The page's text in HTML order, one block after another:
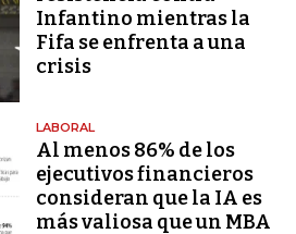
Infantino mientras la
Fifa se enfrenta a una
crisis
LABORAL
Al menos 86% de los
ejecutivos financieros
consideran que la IA es
más valiosa que un MBA